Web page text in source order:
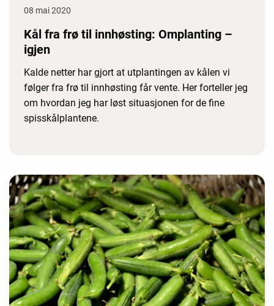
08 mai 2020
Kål fra frø til innhøsting: Omplanting –
igjen
Kalde netter har gjort at utplantingen av kålen vi
følger fra frø til innhøsting får vente. Her forteller jeg
om hvordan jeg har løst situasjonen for de fine
spisskålplantene.